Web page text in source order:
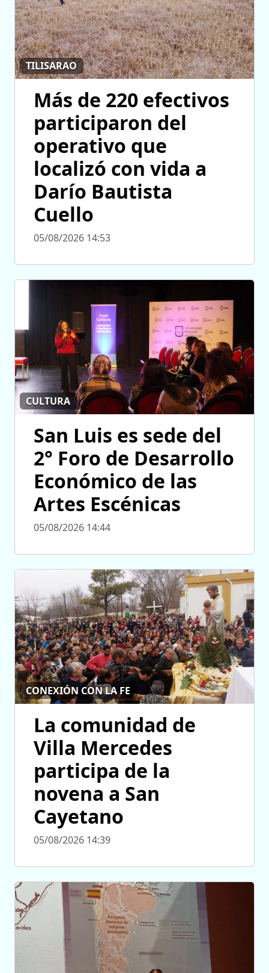
TILISARAO
Más de 220 efectivos
participaron del
operativo que
localizó con vida a
Darío Bautista
Cuello
05/08/2026 14:53
CULTURA
San Luis es sede del
2° Foro de Desarrollo
Económico de las
Artes Escénicas
05/08/2026 14:44
CONEXIÓN CON LA FE
La comunidad de
Villa Mercedes
participa de la
novena a San
Cayetano
05/08/2026 14:39